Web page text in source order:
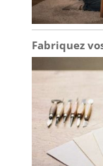
Fabriquez